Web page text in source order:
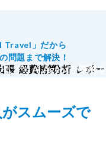
Travel」だから
問題まで解決！
張 経費精算分析 レポ
がりAI Agentが業務
スムーズで